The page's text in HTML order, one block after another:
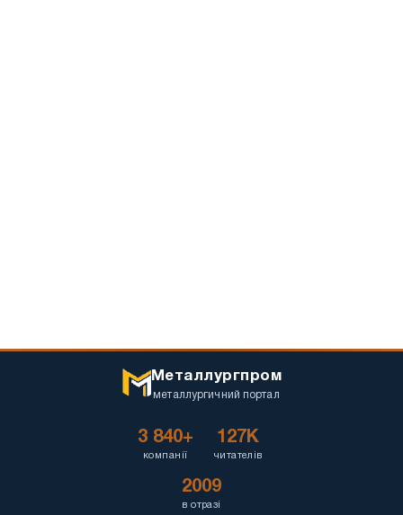
Металлургпром
металлургичний портал
3 840+
компанії
127K
читателів
2009
в отразі